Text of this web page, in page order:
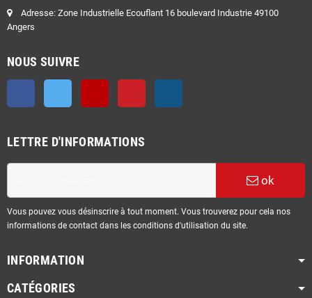
Adresse: Zone Industrielle Ecouflant 16 boulevard Industrie 49100
Angers
NOUS SUIVRE
Facebook Twitter YouTube
LETTRE D'INFORMATIONS
ok
Vous pouvez vous désinscrire à tout moment. Vous trouverez pour cela nos
informations de contact dans les conditions d'utilisation du site.
INFORMATION
CATÉGORIES